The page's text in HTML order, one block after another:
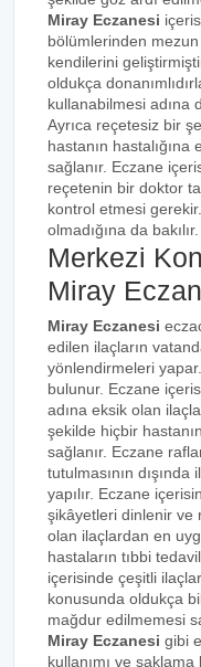
Miray Eczanesi
bölümlerinden
kendilerini
oldukça
kullanabilmesi adına
Ayrıca reçetesiz bir
hastanın
sağlanır. Eczane
reçetenin bir doktor
kontrol etmesi
olmadığına da bakılır.
Merkezi
Miray
Miray Eczanesi
edilen ilaçların
yönlendirmeleri
bulunur. Eczane
adına eksik olan
şekilde hiçbir
sağlanır. Eczane
tutulmasının
yapılır. Eczane
şikâyetleri dinlenir ve
olan ilaçlardan en
hastaların tıbbi
içerisinde çeşitli
konusunda oldukça
mağdur edilmemesi
Miray Eczanesi gibi
kullanımı ve